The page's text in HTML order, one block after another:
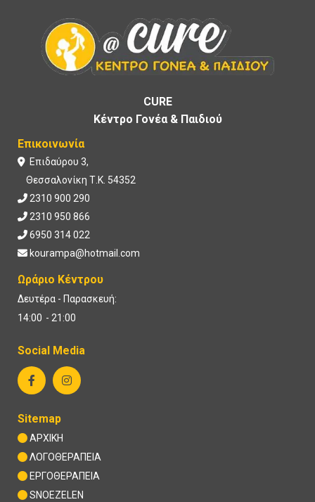
CURE
Κέντρο Γονέα & Παιδιού
Επικοινωνία
 Επιδαύρου 3,
Θεσσαλονίκη Τ.Κ. 54352
 2310 900 290
 2310 950 866
 6950 314 022
 kourampa@hotmail.com
Ωράριο Κέντρου
Δευτέρα - Παρασκευή:
14:00 - 21:00
Social Media
Sitemap
 ΑΡΧΙΚΗ
 ΛΟΓΟΘΕΡΑΠΕΙΑ
 ΕΡΓΟΘΕΡΑΠΕΙΑ
 SNOEZELEN